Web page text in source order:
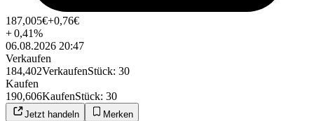
187,005€+0,76€
+0,41%
06.08.2026 20:47
Verkaufen
184,402VerkaufenStück: 30
Kaufen
190,606KaufenStück: 30
Jetzt handeln Merken